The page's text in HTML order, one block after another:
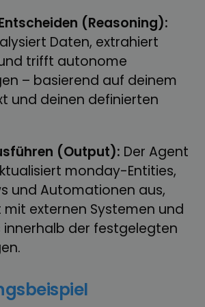
(Reasoning):
Daten, extrahiert
trifft autonome
– basierend auf deinem
und deinen definierten
(Output): Der Agent
monday-Entities,
und Automationen aus,
mit externen Systemen und
der festgelegten